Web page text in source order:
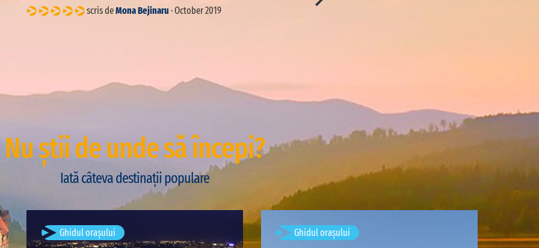
scris deMona Bejinaru · October 2019
Nu știi de unde să începi?
Iată câteva destinații populare
Ghidul orașului Ghidul orașului